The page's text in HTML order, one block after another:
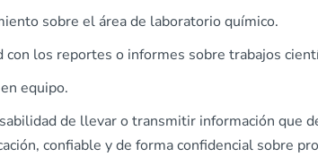
sobre el área de laboratorio químico.
con los reportes o informes sobre trabajos
equipo.
de llevar o transmitir información que
confiable y de forma confidencial sobre